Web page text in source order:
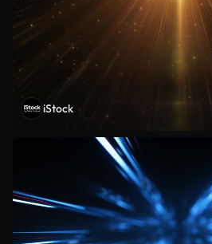
iStock